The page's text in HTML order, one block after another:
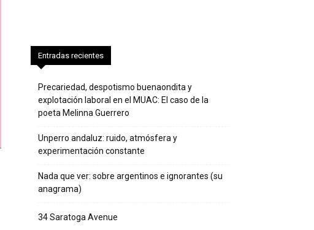
Entradas recientes
Precariedad, despotismo buenaondita y
explotación laboral en el MUAC: El caso de la
poeta Melinna Guerrero
Unperro andaluz: ruido, atmósfera y
experimentación constante
Nada que ver: sobre argentinos e ignorantes (su
anagrama)
34 Saratoga Avenue